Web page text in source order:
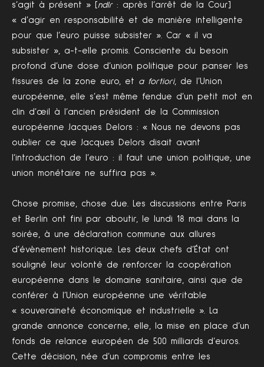
s’agit à présent » [ ndlr: après l’arrêt de la Cour]
« d’agir en responsabilité et de manière intelligente
pour que l’euro puisse subsister ». Car « il va
subsister », a-t-elle promis. Consciente du besoin
profond d’une dose d’union politique pour panser les
fissures de la zone euro, et a fortiori, de l’Union
européenne, elle s’est même fendue d’un petit mot en
clin d’œil à l’ancien président de la Commission
européenne Jacques Delors : « Nous ne devons pas
oublier ce que Jacques Delors disait avant
l’introduction de l’euro : il faut une union politique, une
union monétaire ne suffira pas ».
Chose promise, chose due. Les discussions entre Paris
et Berlin ont fini par aboutir, le lundi 18 mai dans la
soirée, à une déclaration commune aux allures
d’évènement historique. Les deux chefs d’État ont
souligné leur volonté de renforcer la coopération
européenne dans le domaine sanitaire, ainsi que de
conférer à l’Union européenne une véritable
« souveraineté économique et industrielle ». La
grande annonce concerne, elle, la mise en place d’un
fonds de relance européen de 500 milliards d’euros.
Cette décision, née d’un compromis entre les